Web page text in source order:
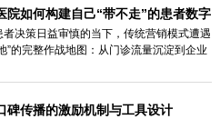
院如何构建自己“带不走”的患者数字
策日益审慎的当下，传统营销模式遭遇
”的完整作战地图：从门诊流量沉淀到企业
碑传播的激励机制与工具设计